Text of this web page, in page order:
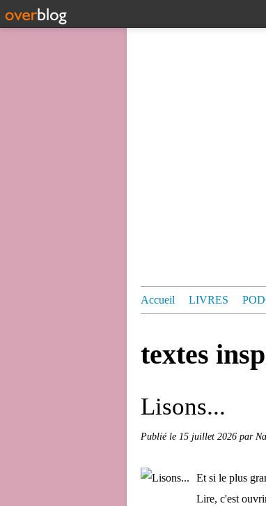
Accueil LIVRES
textes
Lisons...
Publié le 15 juillet 2026 par
Et si le plus
Lire, c'est